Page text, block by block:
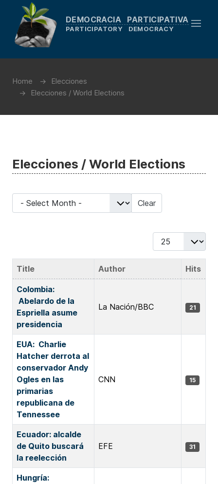
DEMOCRACIA PARTICIPATIVA
PARTICIPATORY DEMOCRACY
Home
Elecciones
Elecciones / World Elections
Elecciones / World Elections
- Select Month - Clear
Display #
Articles
Title Author Hits
Colombia:
Abelardo de la
Espriella asume
presidencia
La Nación/BBC 21
EUA: Charlie
Hatcher derrota al
conservador Andy
Ogles en las
primarias
republicana de
Tennessee
CNN 15
Ecuador: alcalde
de Quito buscará
la reelección
EFE 31
Hungría: